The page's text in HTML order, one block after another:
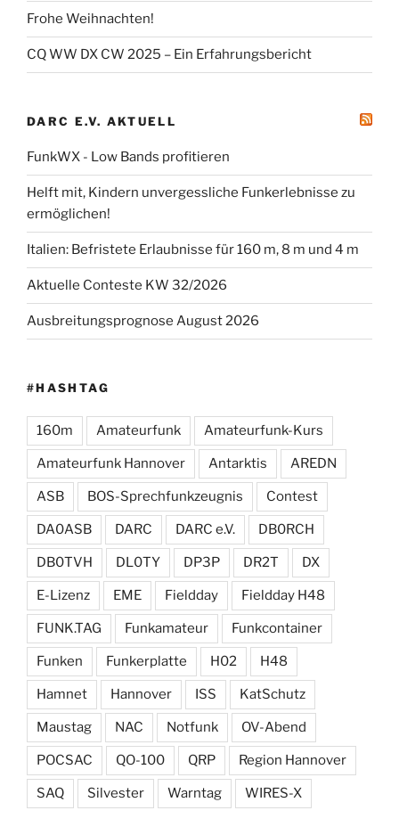
Frohe Weihnachten!
CQ WW DX CW 2025 – Ein Erfahrungsbericht
DARC E.V. AKTUELL
FunkWX - Low Bands profitieren
Helft mit, Kindern unvergessliche Funkerlebnisse zu
ermöglichen!
Italien: Befristete Erlaubnisse für 160 m, 8 m und 4 m
Aktuelle Conteste KW 32/2026
Ausbreitungsprognose August 2026
#HASHTAG
160m Amateurfunk Amateurfunk-Kurs
Amateurfunk Hannover Antarktis AREDN
ASB BOS-Sprechfunkzeugnis Contest
DA0ASB DARC DARC e.V. DB0RCH
DB0TVH DL0TY DP3P DR2T DX
E-Lizenz EME Fieldday Fieldday H48
FUNK.TAG Funkamateur Funkcontainer
Funken Funkerplatte H02 H48
Hamnet Hannover ISS KatSchutz
Maustag NAC Notfunk OV-Abend
POCSAC QO-100 QRP Region Hannover
SAQ Silvester Warntag WIRES-X